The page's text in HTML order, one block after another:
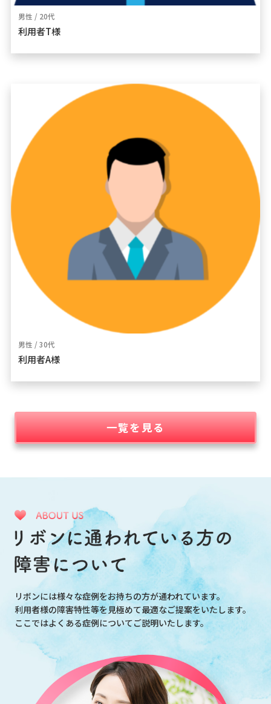
男性 / 20代
利用者T様
男性 / 30代
利用者A様
一覧を見る
リボンには様々な症例をお持ちの方が通われています。
利用者様の障害特性等を見極めて最適なご提案をいたします。
ここではよくある症例についてご説明いたします。